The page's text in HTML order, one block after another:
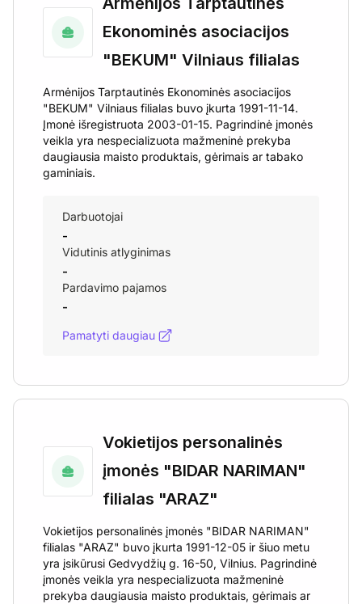
Ekonominės asociacijos
"BEKUM" Vilniaus filialas
Armėnijos Tarptautinės Ekonominės asociacijos
"BEKUM" Vilniaus filialas buvo įkurta 1991-11-14.
Įmonė išregistruota 2003-01-15. Pagrindinė įmonės
veikla yra nespecializuota mažmeninė prekyba
daugiausia maisto produktais, gėrimais ar tabako
gaminiais.
Darbuotojai
-
Vidutinis atlyginimas
-
Pardavimo pajamos
-
Pamatyti daugiau
Vokietijos personalinės
įmonės "BIDAR NARIMAN"
filialas "ARAZ"
Vokietijos personalinės įmonės "BIDAR NARIMAN"
filialas "ARAZ" buvo įkurta 1991-12-05 ir šiuo metu
yra įsikūrusi Gedvydžių g. 16-50, Vilnius. Pagrindinė
įmonės veikla yra nespecializuota mažmeninė
prekyba daugiausia maisto produktais, gėrimais ar